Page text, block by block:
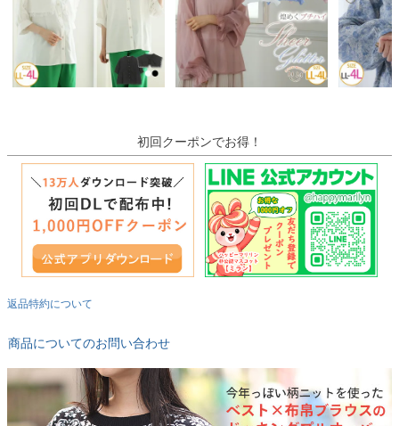
初回クーポンでお得！
返品特約について
商品についてのお問い合わせ